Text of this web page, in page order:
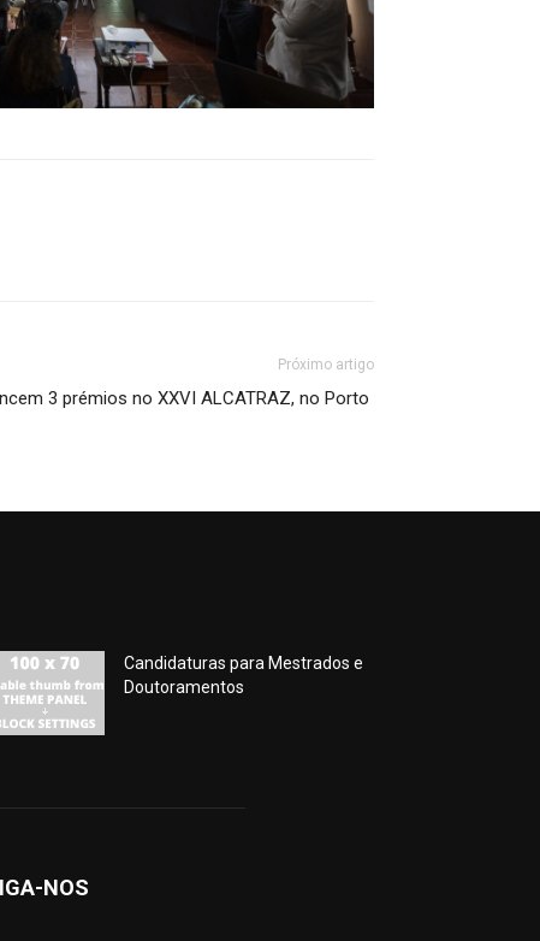
Próximo artigo
3 prémios no XXVI ALCATRAZ, no Porto
Candidaturas para Mestrados e
Doutoramentos
NOS